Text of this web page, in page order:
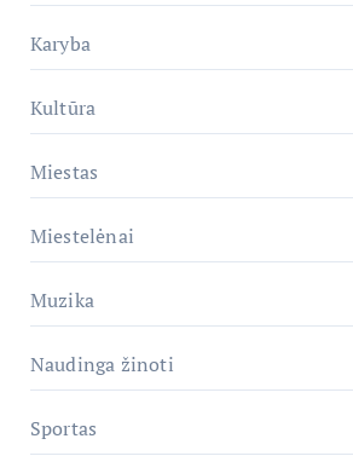
Karyba
Kultūra
Miestas
Miestelėnai
Muzika
Naudinga žinoti
Sportas